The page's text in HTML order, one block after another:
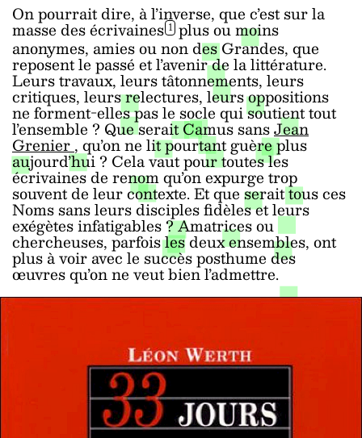
On pourrait dire, à l’inverse, que c’est sur la
masse des écrivaines 1plus ou moins
anonymes, amies ou non des Grandes, que
reposent le passé et l’avenir de la littérature.
Leurs travaux, leurs tâtonnements, leurs
critiques, leurs relectures, leurs oppositions
ne forment-elles pas le socle qui soutient tout
l’ensemble ? Que serait Camus sansJean
Grenier, qu’on ne lit pourtant guère plus
aujourd’hui ? Cela vaut pour toutes les
écrivaines de renom qu’on expurge trop
souvent de leur contexte. Et que serait tous ces
Noms sans leurs disciples fidèles et leurs
exégètes infatigables ? Amatrices ou
chercheuses, parfois les deux ensembles, ont
plus à voir avec le succès posthume des
œuvres qu’on ne veut bien l’admettre.